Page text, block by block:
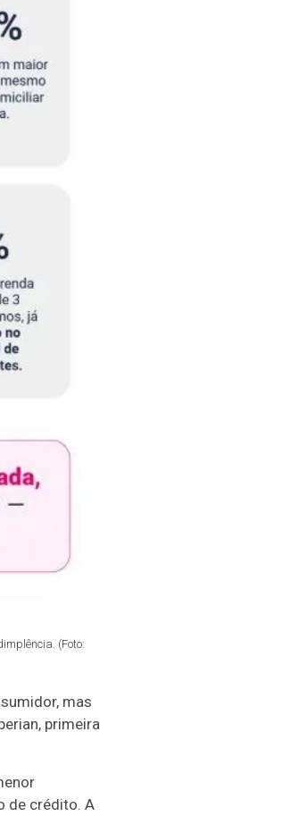
(Foto:
mas
primeira
de crédito. A